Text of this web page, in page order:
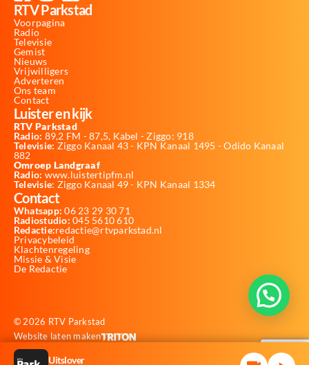
RTV Parkstad
Voorpagina
Radio
Televisie
Gemist
Nieuws
Vrijwilligers
Adverteren
Ons team
Contact
Luister en kijk
RTV Parkstad
Radio: 89,2 FM - 87,5, Kabel - Ziggo: 918
Televisie: Ziggo Kanaal 43 - KPN Kanaal 1495 - Odido Kanaal
882
Omroep Landgraaf
Radio: www.luistertipfm.nl
Televisie: Ziggo Kanaal 49 - KPN Kanaal 1334
Contact
Whatsapp: 06 23 29 30 71
Radiostudio: 045 5610 610
Redactie:redactie@rtvparkstad.nl
Privacybeleid
Klachtenregeling
Missie & Visie
De Redactie
© 2026 RTV Parkstad
Website laten maken
Uitslover